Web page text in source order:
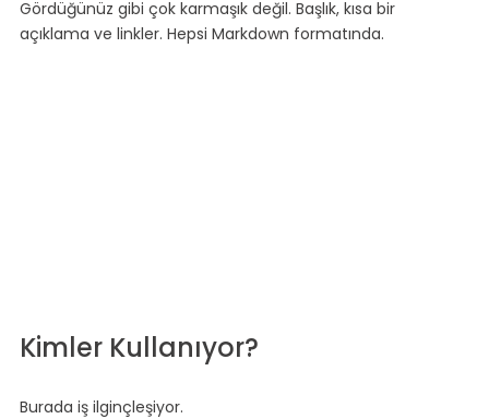
Gördüğünüz gibi çok karmaşık değil. Başlık, kısa bir
açıklama ve linkler. Hepsi Markdown formatında.
Kimler Kullanıyor?
Burada iş ilginçleşiyor.